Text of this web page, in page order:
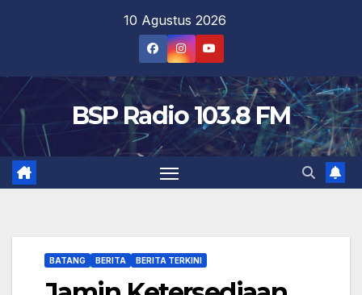
10 Agustus 2026
BSP Radio 103.8 FM
BATANG BERITA BERITA TERKINI